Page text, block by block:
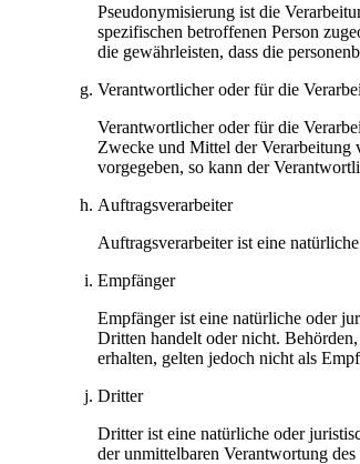
Pseudonymisierung ist die
spezifischen betroffenen Person
die gewährleisten, dass die
Verantwortlicher oder für die
Verantwortlicher oder für die
Zwecke und Mittel der Verarbeitung
vorgegeben, so kann der
Auftragsverarbeiter
Auftragsverarbeiter ist eine
Empfänger
Empfänger ist eine natürliche oder
Dritten handelt oder nicht.
erhalten, gelten jedoch nicht als
Dritter
Dritter ist eine natürliche oder
der unmittelbaren Verantwortung